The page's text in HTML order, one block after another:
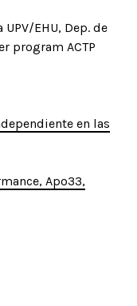
EHU, Dep. de
program ACTP
en las
Apo33,